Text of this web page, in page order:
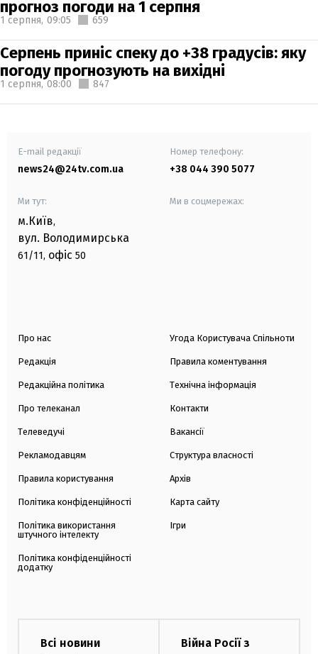
прогноз погоди на 1 серпня
1 серпня, 09:05 659
Серпень приніс спеку до +38 градусів: яку
погоду прогнозують на вихідні
1 серпня, 08:00 847
E-mail редакції
news24@24tv.com.ua
Номер телефону:
+38 044 390 5077
Ми тут:
м.Київ,
вул. Володимирська
61/11, офіс 50
Ми в соцмережах:
Про нас
Редакція
Редакційна політика
Про телеканал
Телеведучі
Рекламодавцям
Правила користування
Політика конфіденційності
Політика використання
штучного інтелекту
Політика конфіденційності
додатку
Угода Користувача Спільноти
Правила коментування
Технічна інформація
Контакти
Вакансії
Структура власності
Архів
Карта сайту
Ігри
Всі новини
Війна Росії з